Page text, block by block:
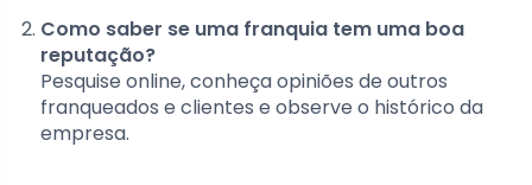
Como saber se uma franquia tem uma boa
reputação?
Pesquise online, conheça opiniões de outros
franqueados e clientes e observe o histórico da
empresa.